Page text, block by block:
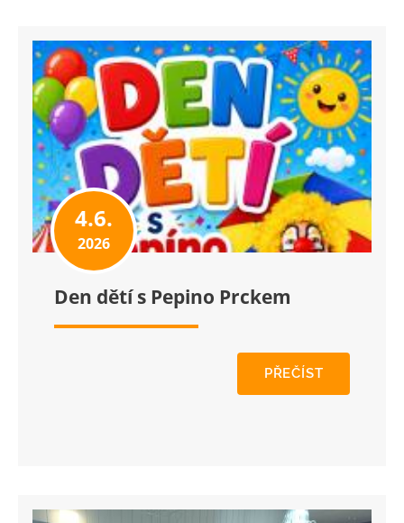
4.6.
2026
Den dětí s Pepino Prckem
PŘEČÍST